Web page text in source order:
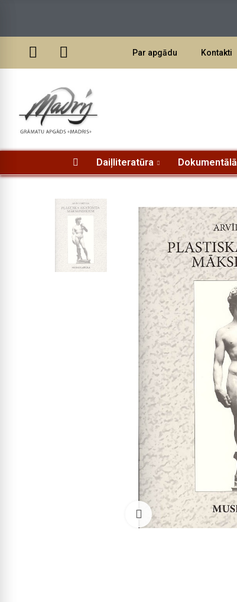
Par apgādu Kontakti
Daiļliteratūra Dokumentālā
Click to enlarge